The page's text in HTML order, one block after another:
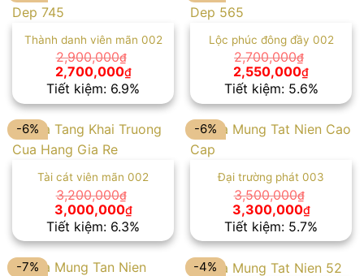
Thành danh viên mãn 002
2,900,000₫
Giá
gốc
là:
2,900,000₫.
2,700,000₫Giá
hiện
tại
là:
2,700,000₫.
Tiết kiệm: 6.9%
Lộc phúc đông đầy 002
2,700,000₫
Giá
gốc
là:
2,700,000₫.
2,550,000₫Giá
hiện
tại
là:
Tiết kiệm: 5.6%
-6%
Tài cát viên mãn 002
3,200,000₫
Giá
gốc
là:
3,200,000₫.
3,000,000₫Giá
hiện
tại
là:
3,000,000₫.
Tiết kiệm: 6.3%
-6%
Đại trường phát 003
3,500,000₫
Giá
gốc
là:
3,500,000₫.
3,300,000₫Giá
hiện
tại
là:
Tiết kiệm: 5.7%
-7% -4%